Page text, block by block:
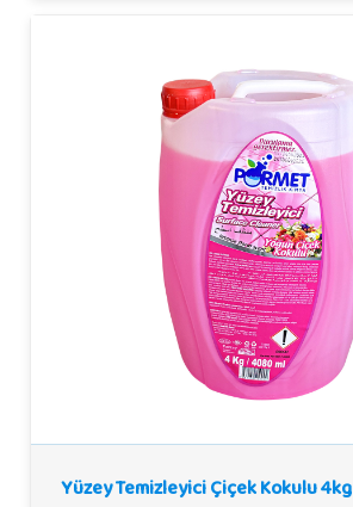
Yüzey Temizleyici Çiçek Kokulu 4kg